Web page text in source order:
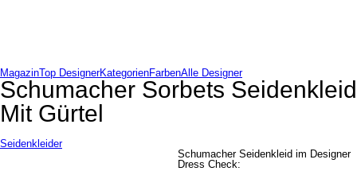
MagazinTop DesignerKategorienFarbenAlle Designer
Schumacher Sorbets Seidenkleid
Mit Gürtel
Seidenkleider
Schumacher Seidenkleid im Designer
Dress Check: